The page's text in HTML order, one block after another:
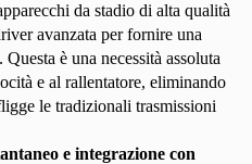
da stadio di alta qualità
avanzata per fornire una
è una necessità assoluta
e al rallentatore, eliminando
le tradizionali trasmissioni
e integrazione con